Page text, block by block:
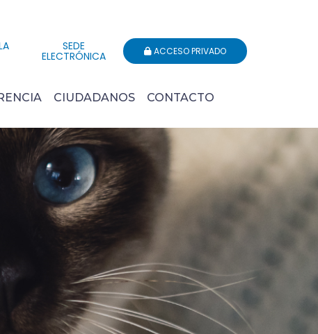
SEDE
ELECTRÓNICA ACCESO PRIVADO
CIUDADANOS CONTACTO